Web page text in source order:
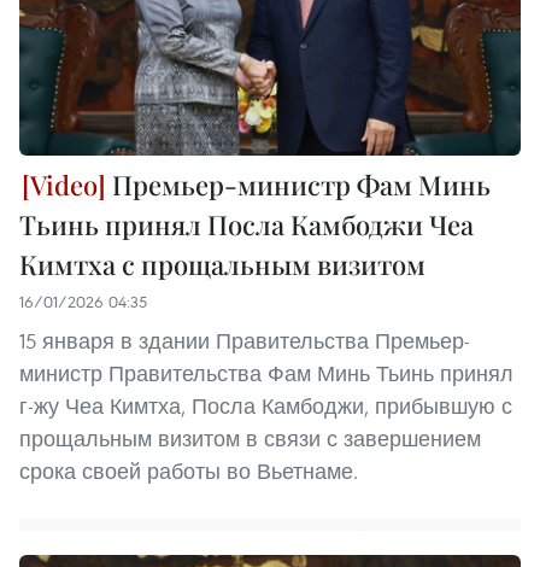
Премьер-министр Фам Минь
Тьинь принял Посла Камбоджи Чеа
Кимтха с прощальным визитом
16/01/2026 04:35
15 января в здании Правительства Премьер-
министр Правительства Фам Минь Тьинь принял
г-жу Чеа Кимтха, Посла Камбоджи, прибывшую с
прощальным визитом в связи с завершением
срока своей работы во Вьетнаме.